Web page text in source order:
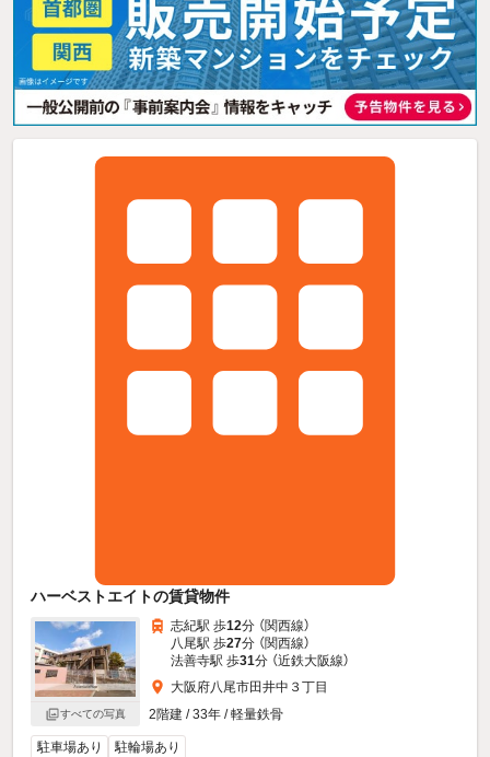
ハーベストエイトの賃貸物件
すべての写真
志紀駅 歩12分 （関西線）
八尾駅 歩27分 （関西線）
法善寺駅 歩31分 （近鉄大阪線）
大阪府八尾市田井中３丁目
2階建 / 33年 / 軽量鉄骨
駐車場あり 駐輪場あり